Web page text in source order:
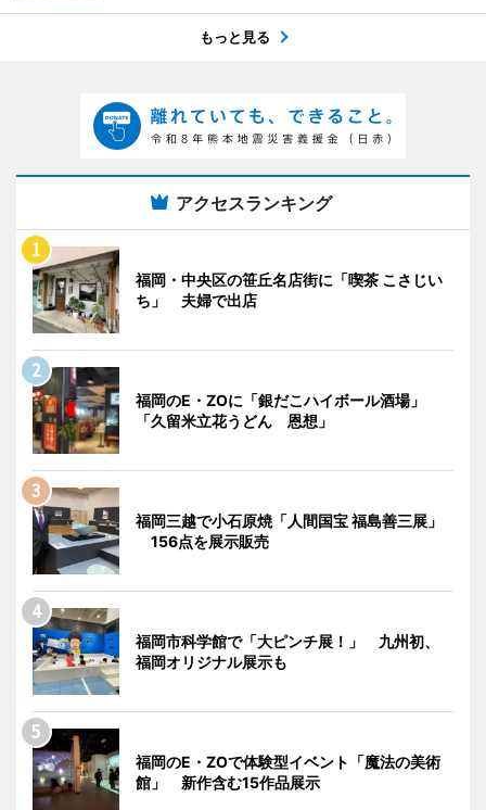
もっと見る
アクセスランキング
福岡・中央区の笹丘名店街に「喫茶 こさじい
ち」 夫婦で出店
福岡のE・ZOに「銀だこハイボール酒場」
「久留米立花うどん 恩想」
福岡三越で小石原焼「人間国宝 福島善三展」
156点を展示販売
福岡市科学館で「大ピンチ展！」 九州初、
福岡オリジナル展示も
福岡のE・ZOで体験型イベント「魔法の美術
館」 新作含む15作品展示